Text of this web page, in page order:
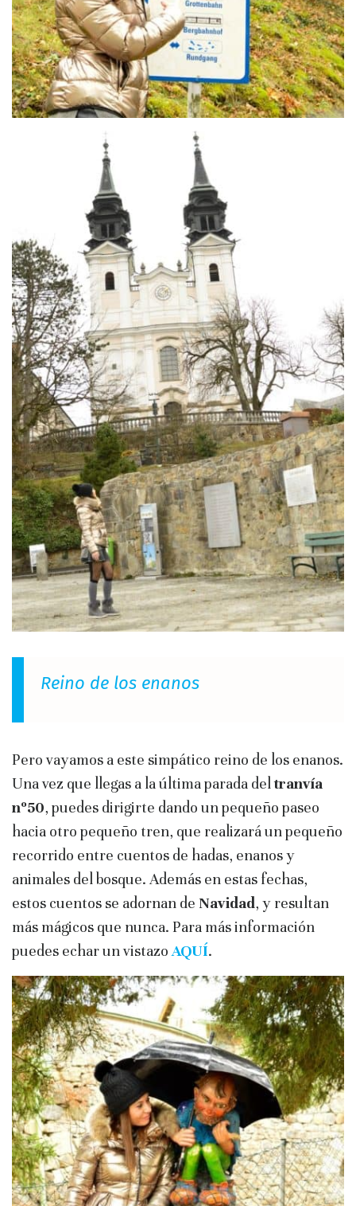
Reino de los enanos
Pero vayamos a este simpático reino de los enanos.
Una vez que llegas a la última parada deltranvía
nº50, puedes dirigirte dando un pequeño paseo
hacia otro pequeño tren, que realizará un pequeño
recorrido entre cuentos de hadas, enanos y
animales del bosque. Además en estas fechas,
estos cuentos se adornan de Navidad, y resultan
más mágicos que nunca. Para más información
puedes echar un vistazo AQUÍ.